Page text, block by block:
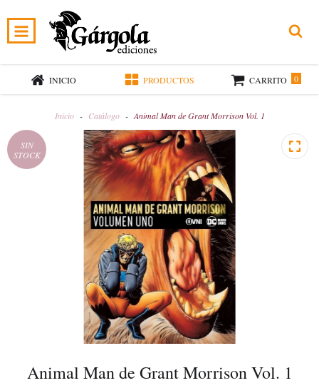
INICIO PRODUCTOS CARRITO 0
Inicio - Catálogo - Animal Man de Grant Morrison Vol. 1
SIN
STOCK
Animal Man de Grant Morrison Vol. 1